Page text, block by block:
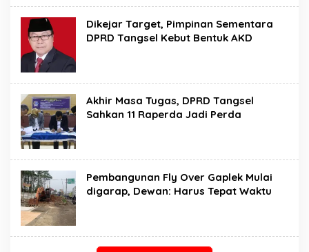
Dikejar Target, Pimpinan Sementara
DPRD Tangsel Kebut Bentuk AKD
Akhir Masa Tugas, DPRD Tangsel
Sahkan 11 Raperda Jadi Perda
Pembangunan Fly Over Gaplek Mulai
digarap, Dewan: Harus Tepat Waktu